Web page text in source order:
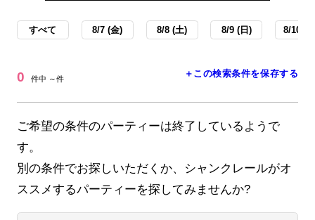
すべて 8/7 (金) 8/8 (土) 8/9 (日) 8/10 (
0 件中 ～件 ＋この検索条件を保存する
ご希望の条件のパーティーは終了しているようで
す。
別の条件でお探しいただくか、シャンクレールがオ
ススメするパーティーを探してみませんか?